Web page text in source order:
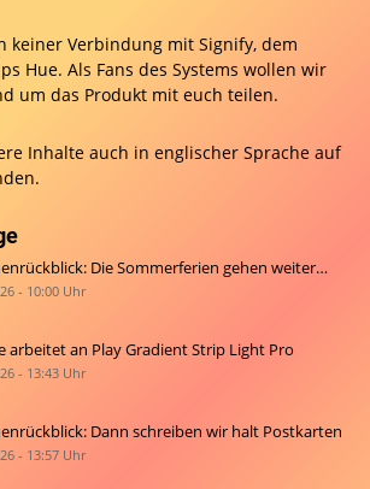
keiner Verbindung mit Signify, dem
Hue. Als Fans des Systems wollen wir
um das Produkt mit euch teilen.
Inhalte auch in englischer Sprache auf
Die Sommerferien gehen weiter…
- 10:00 Uhr
arbeitet an Play Gradient Strip Light Pro
- 13:43 Uhr
Dann schreiben wir halt Postkarten
- 13:57 Uhr